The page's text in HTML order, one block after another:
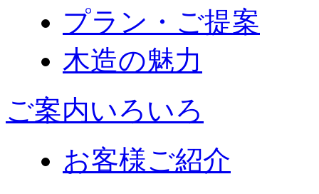
プラン・ご提案
木造の魅力
ご案内いろいろ
お客様ご紹介